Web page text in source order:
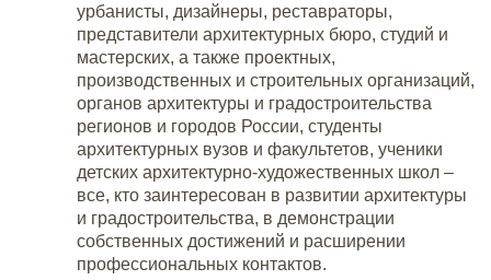
урбанисты, дизайнеры, реставраторы,
представители архитектурных бюро, студий и
мастерских, а также проектных,
производственных и строительных организаций,
органов архитектуры и градостроительства
регионов и городов России, студенты
архитектурных вузов и факультетов, ученики
детских архитектурно-художественных школ –
все, кто заинтересован в развитии архитектуры
и градостроительства, в демонстрации
собственных достижений и расширении
профессиональных контактов.